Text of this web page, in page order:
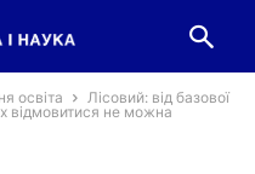
освіта
Лісовий: від базової
відмовитися не можна